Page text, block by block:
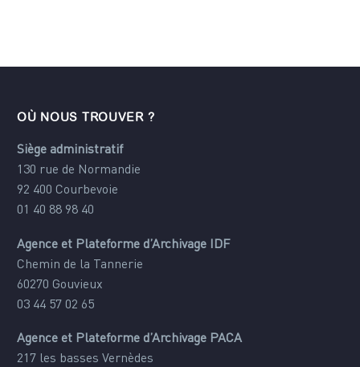
OÙ NOUS TROUVER ?
Siège administratif
130 rue de Normandie
92 400 Courbevoie
01 40 88 98 40
Agence et Plateforme d’Archivage IDF
Chemin de la Tannerie
60270 Gouvieux
03 44 57 02 65
Agence et Plateforme d’Archivage PACA
217 les basses Vernèdes